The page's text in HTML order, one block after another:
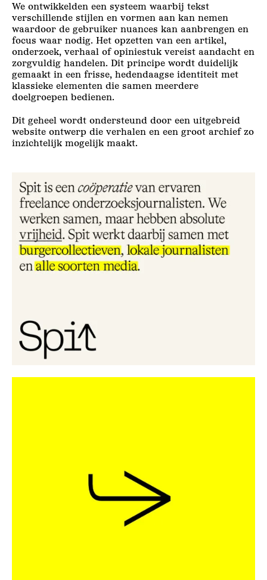
We ontwikkelden een systeem waarbij tekst
verschillende stijlen en vormen aan kan nemen
waardoor de gebruiker nuances kan aanbrengen en
focus waar nodig. Het opzetten van een artikel,
onderzoek, verhaal of opiniestuk vereist aandacht en
zorgvuldig handelen. Dit principe wordt duidelijk
gemaakt in een frisse, hedendaagse identiteit met
klassieke elementen die samen meerdere
doelgroepen bedienen.
Dit geheel wordt ondersteund door een uitgebreid
website ontwerp die verhalen en een groot archief zo
inzichtelijk mogelijk maakt.